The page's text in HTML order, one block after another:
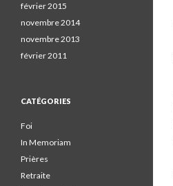
février 2015
novembre 2014
novembre 2013
février 2011
CATÉGORIES
Foi
In Memoriam
Prières
Retraite